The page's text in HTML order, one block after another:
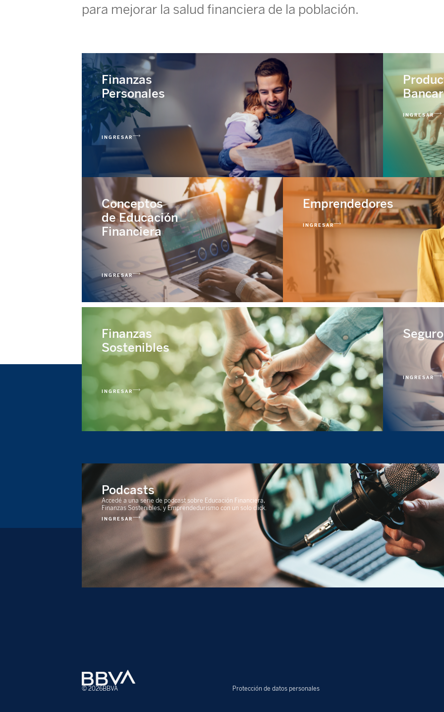
para mejorar la salud financiera de la población.
Finanzas
Personales
INGRESAR
INGRESAR
Conceptos
de Educación
Financiera
INGRESAR
Emprendedores
INGRESAR
Finanzas
Sostenibles
INGRESAR
INGRESAR
Podcasts
Accedé a una serie de podcast sobre Educación Financiera,
Finanzas Sostenibles, y Emprendedurismo con un solo click.
INGRESAR
© 2026BBVA Protección de datos personales